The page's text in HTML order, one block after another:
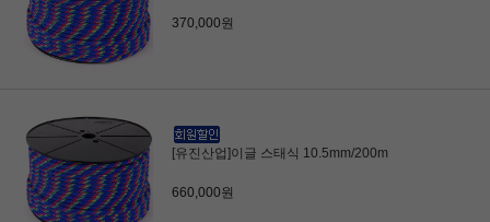
370,000원
[유진산업]이글 스태식 10.5mm/200m
660,000원